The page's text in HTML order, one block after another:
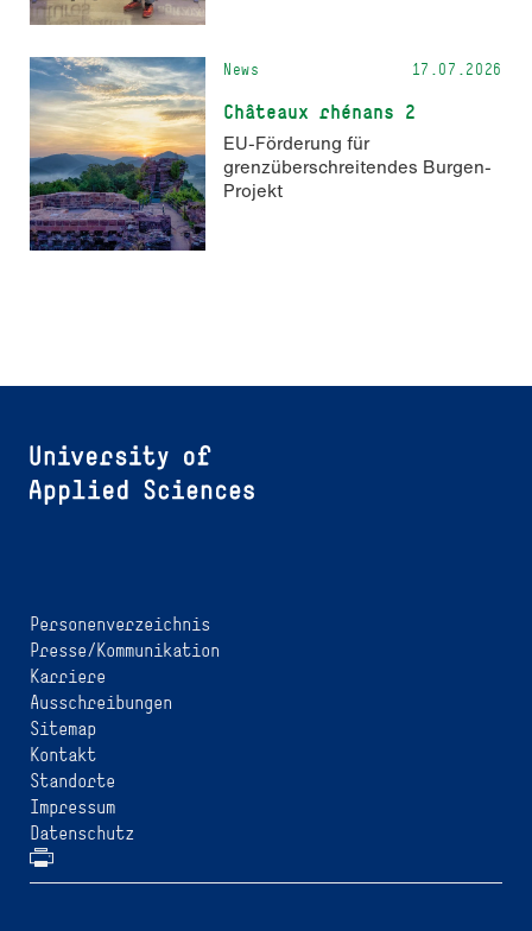
News 17.07.2026
Châteaux rhénans 2
EU-Förderung für
grenzüberschreitendes Burgen-
Projekt
Personenverzeichnis
Presse/Kommunikation
Karriere
Ausschreibungen
Sitemap
Kontakt
Standorte
Impressum
Datenschutz